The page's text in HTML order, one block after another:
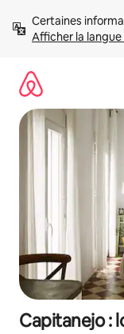
directement
Afficher la
Capitanejo :